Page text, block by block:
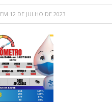
EM 12 DE JULHO DE 2023